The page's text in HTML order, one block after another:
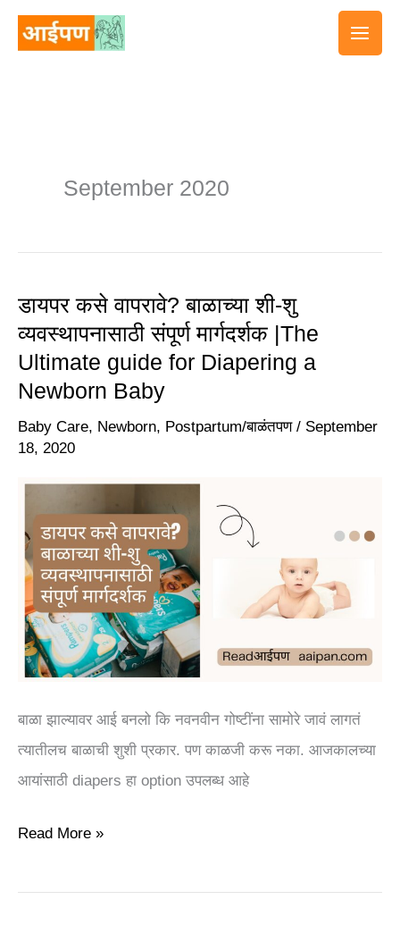
Skip
September 2020
डायपर कसे वापरावे? बाळाच्या शी-शु
व्यवस्थापनासाठी संपूर्ण मार्गदर्शक |The
Ultimate guide for Diapering a
Newborn Baby
Baby Care, Newborn, Postpartum/बाळंतपण/ September
18, 2020
बाळा झाल्यावर आई बनलो कि नवनवीन गोष्टींना सामोरे जावं लागतं
त्यातीलच बाळाची शुशी प्रकार. पण काळजी करू नका. आजकालच्या
आयांसाठी diapers हा option उपलब्ध आहे
डायपर
कसे
वापरावे?
बाळाच्या
शी-
शु
व्यवस्थापनासाठी
संपूर्ण
मार्गदर्शक
|The
Ultimate
guide
for
a
Newborn
Baby
Read More »